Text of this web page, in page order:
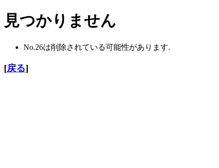
見つかりません
No.26は削除されている可能性があります.
[戻る]